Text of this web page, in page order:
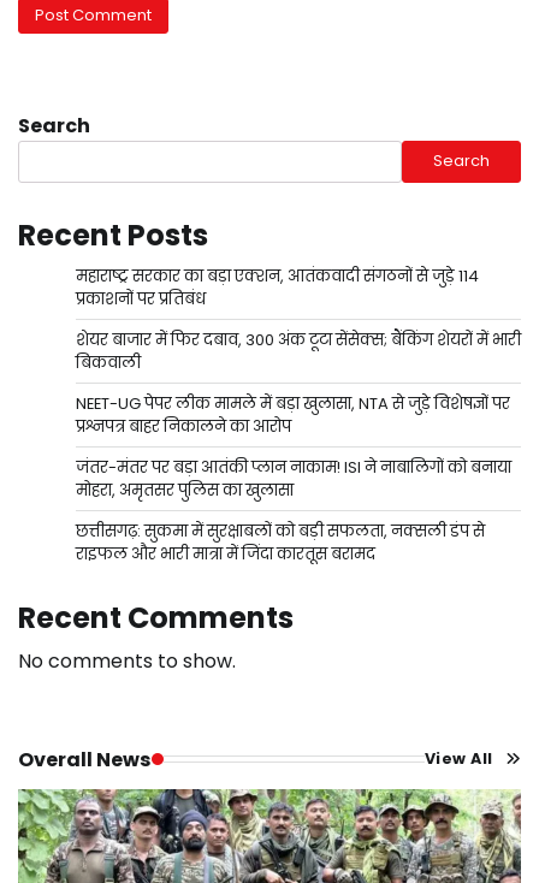
Search
Search
Recent Posts
महाराष्ट्र सरकार का बड़ा एक्शन, आतंकवादी संगठनों से जुड़े 114
प्रकाशनों पर प्रतिबंध
शेयर बाजार में फिर दबाव, 300 अंक टूटा सेंसेक्स; बैंकिंग शेयरों में भारी
बिकवाली
NEET-UG पेपर लीक मामले में बड़ा खुलासा, NTA से जुड़े विशेषज्ञों पर
प्रश्नपत्र बाहर निकालने का आरोप
जंतर-मंतर पर बड़ा आतंकी प्लान नाकाम! ISI ने नाबालिगों को बनाया
मोहरा, अमृतसर पुलिस का खुलासा
छत्तीसगढ़: सुकमा में सुरक्षाबलों को बड़ी सफलता, नक्सली डंप से
राइफल और भारी मात्रा में जिंदा कारतूस बरामद
Recent Comments
No comments to show.
Overall News View All